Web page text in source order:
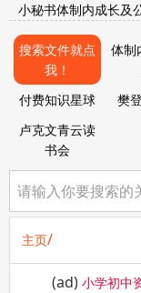
小秘书体制内成长
搜索文件就点
我！
体制
付费知识星球 樊
卢克文青云读
书会
主页/
(ad) 小学初中